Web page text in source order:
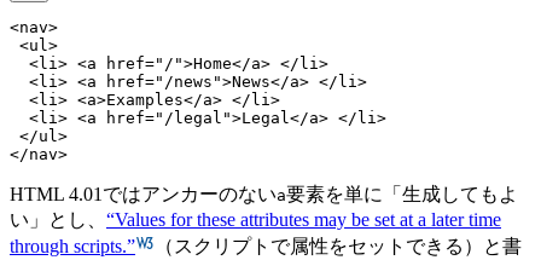
<nav>
<ul>
<li> <a href="/">Home</a> </ li>
<li> <a href="/news">News</a> </ li>
<li> <a>Examples</a> </ li>
<li> <a href="/legal">Legal</a> </ li>
</ul>
</nav>
HTML 4.01ではアンカーのないa要素を単に「生成してもよ
い」とし、
Values for these attributes may be set at a later time
through scripts.
（スクリプトで属性をセットできる）と書